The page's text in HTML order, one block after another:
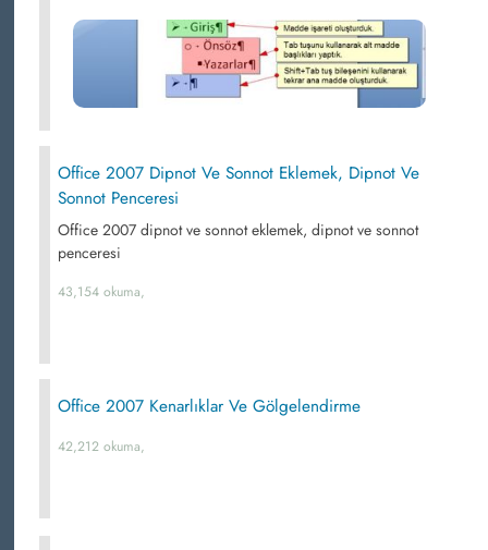
Office 2007 Dipnot Ve Sonnot Eklemek, Dipnot Ve
Sonnot Penceresi
Office 2007 dipnot ve sonnot eklemek, dipnot ve sonnot
penceresi
43,154 okuma,
Office 2007 Kenarlıklar Ve Gölgelendirme
42,212 okuma,